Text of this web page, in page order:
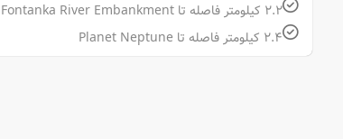
2.2 کیلومتر فاصله تا Fontanka River Embankment
2.4 کیلومتر فاصله تا Planet Neptune